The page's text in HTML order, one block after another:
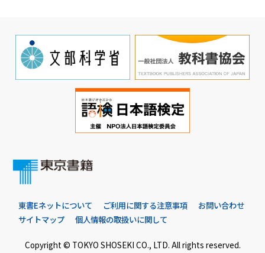
東書Eネットについて ご利用に関する注意事項
お問い合わせ
サイトマップ
個人情報の取扱いに関して
Copyright © TOKYO SHOSEKI CO., LTD. All rights reserved.